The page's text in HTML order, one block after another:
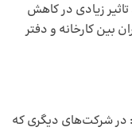
زیادی در کاهش
بین کارخانه و دفتر
در شرکت‌های دیگری که